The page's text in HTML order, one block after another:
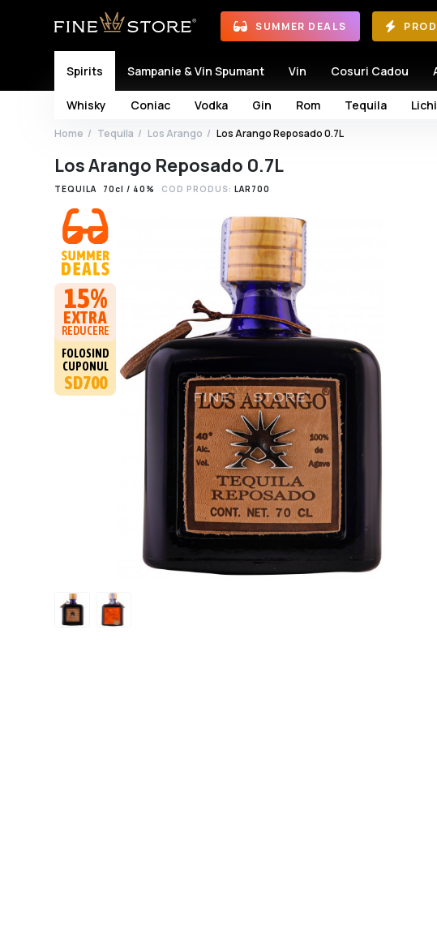
SUMMER DEALS
Spirits
Whisky Coniac Vodka Gin Rom Tequila
Sampanie & Vin Spumant Vin Cosuri Cadou
Home Tequila Los Arango Los Arango Reposado 0.7L
Los Arango Reposado 0.7L
TEQUILA 70cl / 40% COD PRODUS: LAR700
15%
EXTRA
REDUCERE
FOLOSIND
CUPONUL
SD700